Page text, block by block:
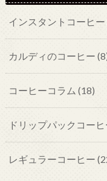
インスタントコーヒー
カルディのコーヒー
コーヒーコラム (18)
ドリップパックコーヒ
レギュラーコーヒー